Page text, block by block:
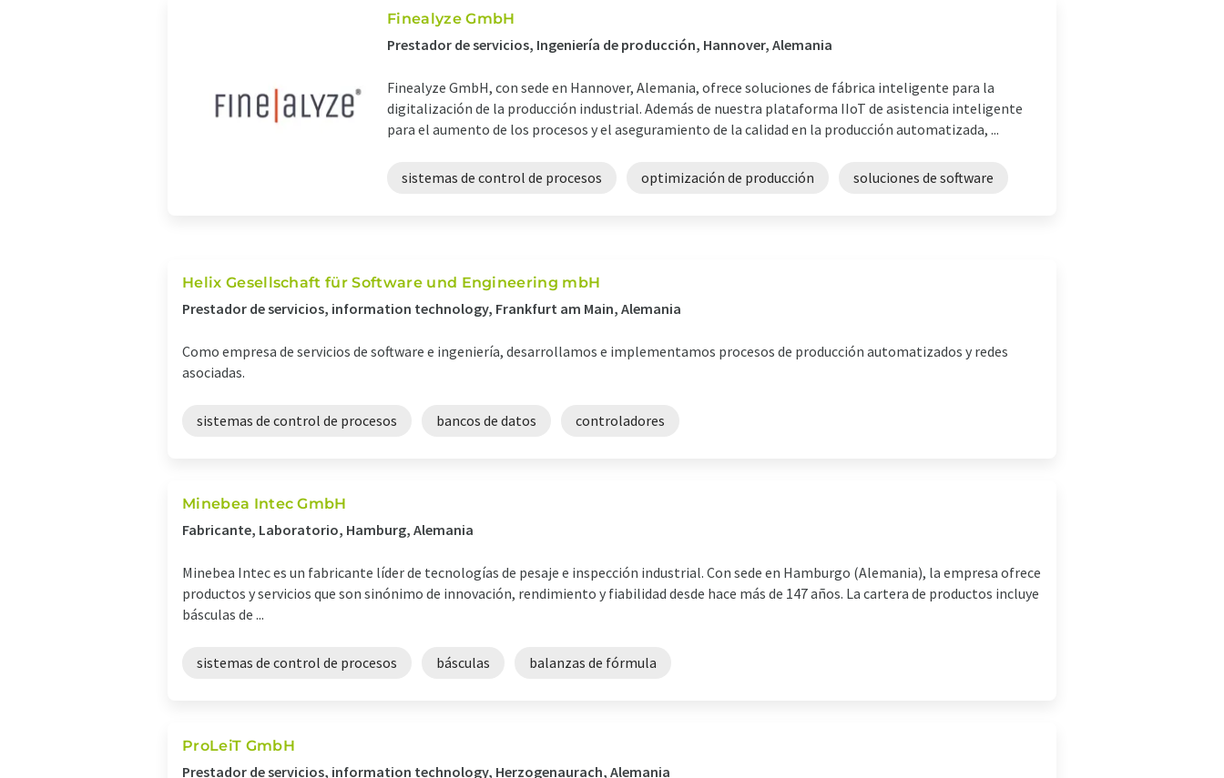
Finealyze GmbH
Prestador de servicios, Ingeniería de producción, Hannover, Alemania
Finealyze GmbH, con sede en Hannover, Alemania, ofrece soluciones de fábrica inteligente para la
digitalización de la producción industrial. Además de nuestra plataforma IIoT de asistencia inteligente
para el aumento de los procesos y el aseguramiento de la calidad en la producción automatizada, ...
sistemas de control de procesos optimización de producción soluciones de software
Helix Gesellschaft für Software und Engineering mbH
Prestador de servicios, information technology, Frankfurt am Main, Alemania
Como empresa de servicios de software e ingeniería, desarrollamos e implementamos procesos de producción automatizados y redes
asociadas.
sistemas de control de procesos bancos de datos controladores
Minebea Intec GmbH
Fabricante, Laboratorio, Hamburg, Alemania
Minebea Intec es un fabricante líder de tecnologías de pesaje e inspección industrial. Con sede en Hamburgo (Alemania), la empresa ofrece
productos y servicios que son sinónimo de innovación, rendimiento y fiabilidad desde hace más de 147 años. La cartera de productos incluye
básculas de ...
sistemas de control de procesos básculas balanzas de fórmula
ProLeiT GmbH
Prestador de servicios, information technology, Herzogenaurach, Alemania